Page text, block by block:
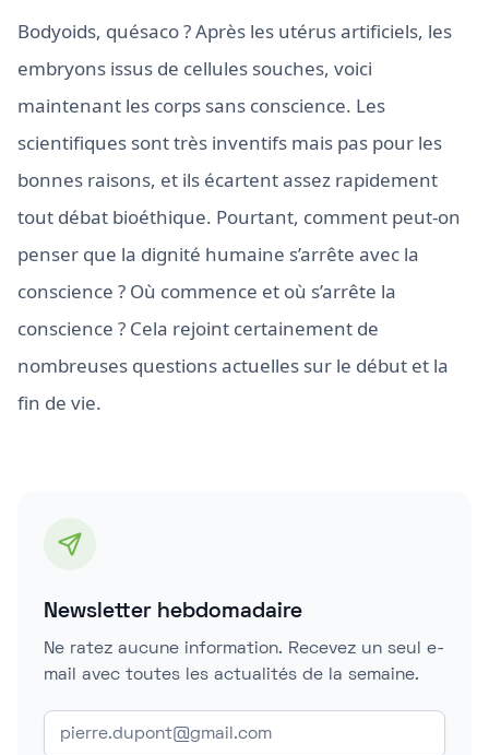
Bodyoids, quésaco ? Après les utérus artificiels, les
embryons issus de cellules souches, voici
maintenant les corps sans conscience. Les
scientifiques sont très inventifs mais pas pour les
bonnes raisons, et ils écartent assez rapidement
tout débat bioéthique. Pourtant, comment peut-on
penser que la dignité humaine s’arrête avec la
conscience ? Où commence et où s’arrête la
conscience ? Cela rejoint certainement de
nombreuses questions actuelles sur le début et la
fin de vie.
Newsletter hebdomadaire
Ne ratez aucune information. Recevez un seul e-
mail avec toutes les actualités de la semaine.